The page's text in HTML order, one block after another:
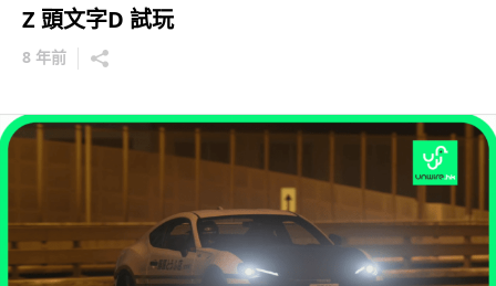
Z 頭文字D 試玩
8 年前